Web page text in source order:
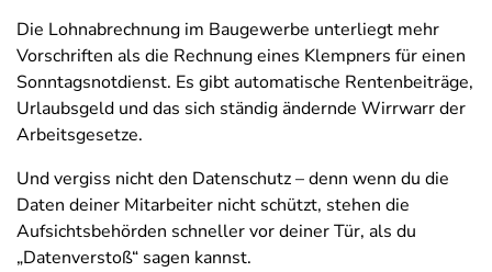
Die Lohnabrechnung im Baugewerbe unterliegt mehr
Vorschriften als die Rechnung eines Klempners für einen
Sonntagsnotdienst. Es gibt automatische Rentenbeiträge,
Urlaubsgeld und das sich ständig ändernde Wirrwarr der
Arbeitsgesetze.
Und vergiss nicht den Datenschutz – denn wenn du die
Daten deiner Mitarbeiter nicht schützt, stehen die
Aufsichtsbehörden schneller vor deiner Tür, als du
„Datenverstoß“ sagen kannst.